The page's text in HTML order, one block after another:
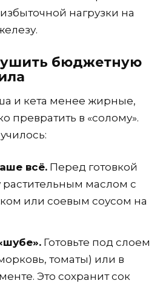
нагрузки на
бюджетную
и кета менее жирные,
превратить в «солому».
всё. Перед готовкой
маслом с
или соевым соусом на
Готовьте под слоем
томаты) или в
Это сохранит сок